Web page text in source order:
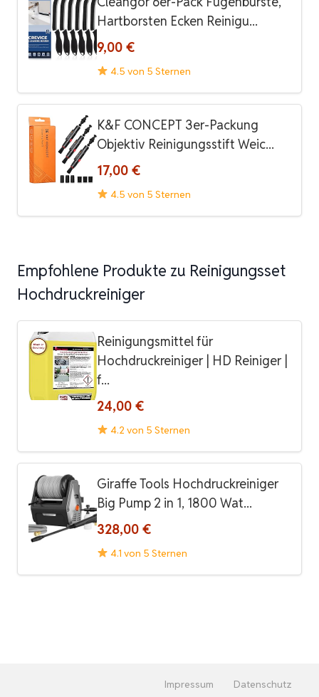
Hartborsten Ecken Reinigu...
9,00 €
4.5 von 5 Sternen
K&F CONCEPT 3er-Packung
Objektiv Reinigungsstift Weic...
17,00 €
4.5 von 5 Sternen
Empfohlene Produkte zu Reinigungsset
Hochdruckreiniger
Reinigungsmittel für
Hochdruckreiniger | HD Reiniger |
f...
24,00 €
4.2 von 5 Sternen
Giraffe Tools Hochdruckreiniger
Big Pump 2 in 1, 1800 Wat...
328,00 €
4.1 von 5 Sternen
Impressum Datenschutz